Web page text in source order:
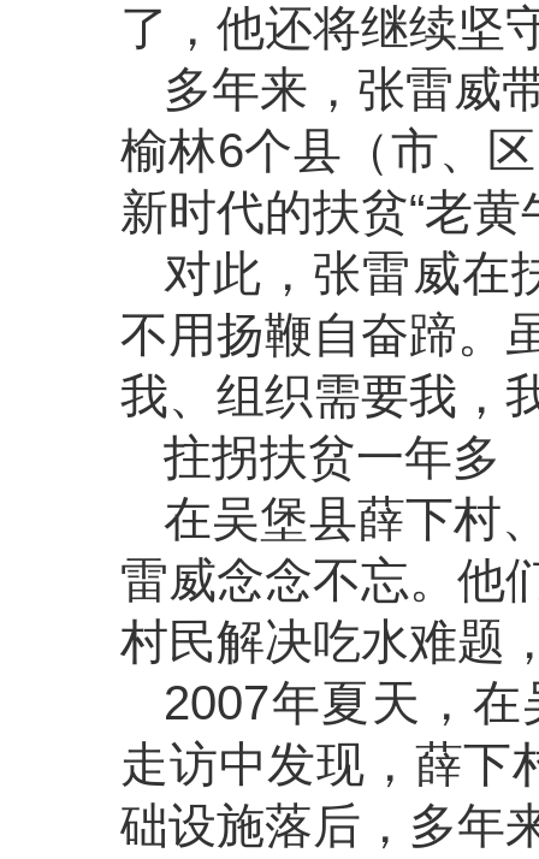
了，他还将继续坚
多年来，张雷威
榆林6个县（市、
新时代的扶贫“老黄
对此，张雷威在
不用扬鞭自奋蹄。
我、组织需要我，
拄拐扶贫一年多
在吴堡县薛下村
雷威念念不忘。他
村民解决吃水难题
2007年夏天，
走访中发现，薛下
础设施落后，多年